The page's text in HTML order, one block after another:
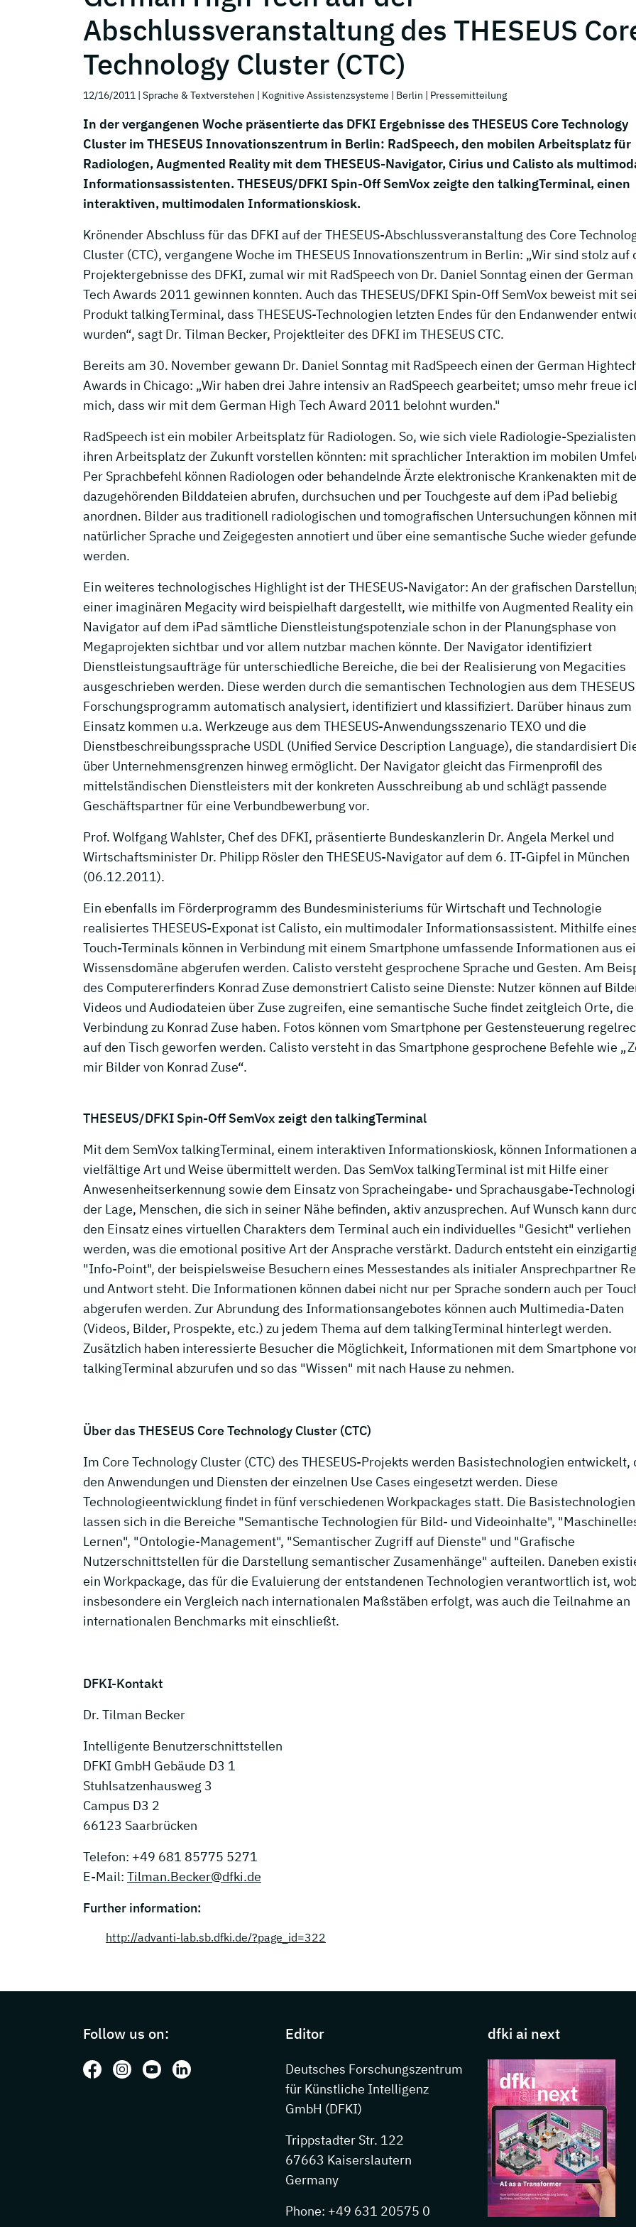
Abschlussveranstaltung des THESEUS
Technology Cluster (CTC)
12/16/2011 | Sprache & Textverstehen | Kognitive Assistenzsysteme | Berlin | Pressemitteilung
In der vergangenen Woche präsentierte das DFKI Ergebnisse des THESEUS Core Technology
Cluster im THESEUS Innovationszentrum in Berlin: RadSpeech, den mobilen Arbeitsplatz für
Radiologen, Augmented Reality mit dem THESEUS-Navigator, Cirius und Calisto als
Informationsassistenten. THESEUS/DFKI Spin-Off SemVox zeigte den talkingTerminal, einen
interaktiven, multimodalen Informationskiosk.
Krönender Abschluss für das DFKI auf der THESEUS-Abschlussveranstaltung des Core
Cluster (CTC), vergangene Woche im THESEUS Innovationszentrum in Berlin: „Wir sind stolz auf
Projektergebnisse des DFKI, zumal wir mit RadSpeech von Dr. Daniel Sonntag einen der German
Tech Awards 2011 gewinnen konnten. Auch das THESEUS/DFKI Spin-Off SemVox beweist mit
Produkt talkingTerminal, dass THESEUS-Technologien letzten Endes für den Endanwender
wurden“, sagt Dr. Tilman Becker, Projektleiter des DFKI im THESEUS CTC.
Bereits am 30. November gewann Dr. Daniel Sonntag mit RadSpeech einen der German
Awards in Chicago: „Wir haben drei Jahre intensiv an RadSpeech gearbeitet; umso mehr freue
mich, dass wir mit dem German High Tech Award 2011 belohnt wurden."
RadSpeech ist ein mobiler Arbeitsplatz für Radiologen. So, wie sich viele Radiologie-Spezialisten
ihren Arbeitsplatz der Zukunft vorstellen könnten: mit sprachlicher Interaktion im mobilen
Per Sprachbefehl können Radiologen oder behandelnde Ärzte elektronische Krankenakten mit
dazugehörenden Bilddateien abrufen, durchsuchen und per Touchgeste auf dem iPad beliebig
anordnen. Bilder aus traditionell radiologischen und tomografischen Untersuchungen können
natürlicher Sprache und Zeigegesten annotiert und über eine semantische Suche wieder
werden.
Ein weiteres technologisches Highlight ist der THESEUS-Navigator: An der grafischen
einer imaginären Megacity wird beispielhaft dargestellt, wie mithilfe von Augmented Reality ein
Navigator auf dem iPad sämtliche Dienstleistungspotenziale schon in der Planungsphase von
Megaprojekten sichtbar und vor allem nutzbar machen könnte. Der Navigator identifiziert
Dienstleistungsaufträge für unterschiedliche Bereiche, die bei der Realisierung von Megacities
ausgeschrieben werden. Diese werden durch die semantischen Technologien aus dem THESEUS
Forschungsprogramm automatisch analysiert, identifiziert und klassifiziert. Darüber hinaus zum
Einsatz kommen u.a. Werkzeuge aus dem THESEUS-Anwendungsszenario TEXO und die
Dienstbeschreibungssprache USDL (Unified Service Description Language), die standardisiert
über Unternehmensgrenzen hinweg ermöglicht. Der Navigator gleicht das Firmenprofil des
mittelständischen Dienstleisters mit der konkreten Ausschreibung ab und schlägt passende
Geschäftspartner für eine Verbundbewerbung vor.
Prof. Wolfgang Wahlster, Chef des DFKI, präsentierte Bundeskanzlerin Dr. Angela Merkel und
Wirtschaftsminister Dr. Philipp Rösler den THESEUS-Navigator auf dem 6. IT-Gipfel in München
(06.12.2011).
Ein ebenfalls im Förderprogramm des Bundesministeriums für Wirtschaft und Technologie
realisiertes THESEUS-Exponat ist Calisto, ein multimodaler Informationsassistent. Mithilfe
Touch-Terminals können in Verbindung mit einem Smartphone umfassende Informationen aus
Wissensdomäne abgerufen werden. Calisto versteht gesprochene Sprache und Gesten. Am
des Computererfinders Konrad Zuse demonstriert Calisto seine Dienste: Nutzer können auf
Videos und Audiodateien über Zuse zugreifen, eine semantische Suche findet zeitgleich Orte,
Verbindung zu Konrad Zuse haben. Fotos können vom Smartphone per Gestensteuerung
auf den Tisch geworfen werden. Calisto versteht in das Smartphone gesprochene Befehle wie
mir Bilder von Konrad Zuse“.
THESEUS/DFKI Spin-Off SemVox zeigt den talkingTerminal
Mit dem SemVox talkingTerminal, einem interaktiven Informationskiosk, können Informationen
vielfältige Art und Weise übermittelt werden. Das SemVox talkingTerminal ist mit Hilfe einer
Anwesenheitserkennung sowie dem Einsatz von Spracheingabe- und Sprachausgabe-
der Lage, Menschen, die sich in seiner Nähe befinden, aktiv anzusprechen. Auf Wunsch kann
den Einsatz eines virtuellen Charakters dem Terminal auch ein individuelles "Gesicht" verliehen
werden, was die emotional positive Art der Ansprache verstärkt. Dadurch entsteht ein
"Info-Point", der beispielsweise Besuchern eines Messestandes als initialer Ansprechpartner
und Antwort steht. Die Informationen können dabei nicht nur per Sprache sondern auch per
abgerufen werden. Zur Abrundung des Informationsangebotes können auch Multimedia-Daten
(Videos, Bilder, Prospekte, etc.) zu jedem Thema auf dem talkingTerminal hinterlegt werden.
Zusätzlich haben interessierte Besucher die Möglichkeit, Informationen mit dem Smartphone
talkingTerminal abzurufen und so das "Wissen" mit nach Hause zu nehmen.
Über das THESEUS Core Technology Cluster (CTC)
Im Core Technology Cluster (CTC) des THESEUS-Projekts werden Basistechnologien entwickelt,
den Anwendungen und Diensten der einzelnen Use Cases eingesetzt werden. Diese
Technologieentwicklung findet in fünf verschiedenen Workpackages statt. Die Basistechnologien
lassen sich in die Bereiche "Semantische Technologien für Bild- und Videoinhalte",
Lernen", "Ontologie-Management", "Semantischer Zugriff auf Dienste" und "Grafische
Nutzerschnittstellen für die Darstellung semantischer Zusamenhänge" aufteilen. Daneben
ein Workpackage, das für die Evaluierung der entstandenen Technologien verantwortlich ist,
insbesondere ein Vergleich nach internationalen Maßstäben erfolgt, was auch die Teilnahme an
internationalen Benchmarks mit einschließt.
DFKI-Kontakt
Dr. Tilman Becker
Intelligente Benutzerschnittstellen
DFKI GmbH Gebäude D3 1
Stuhlsatzenhausweg 3
Campus D3 2
66123 Saarbrücken
Telefon: +49 681 85775 5271
E-Mail: Tilman.Becker@dfki.de
Further information:
http://advanti-lab.sb.dfki.de/?page_id=322
Follow us on:
Follow us on: Facebook
Follow us on: Instagram
Follow us on: Youtube
Follow us on: LinkedIn
Editor
Deutsches Forschungszentrum
für Künstliche Intelligenz
GmbH (DFKI)
Trippstadter Str. 122
67663 Kaiserslautern
Germany
Phone: +49 631 20575 0
dfki ai next